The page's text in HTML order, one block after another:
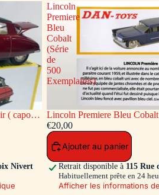
( capot
Nivert
Lincoln
Premiere
Bleu
Cobalt
(Série
de
500
Exemplaires)
Lincoln Premiere Bleu
Exemplaires)
€20,00
Ajouter au panier
Retrait disponible à 115 Rue
Habituellement prête en 24
Afficher les informations